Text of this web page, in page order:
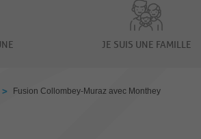
JE SUIS UNE FAMILLE
> Fusion Collombey-Muraz avec Monthey